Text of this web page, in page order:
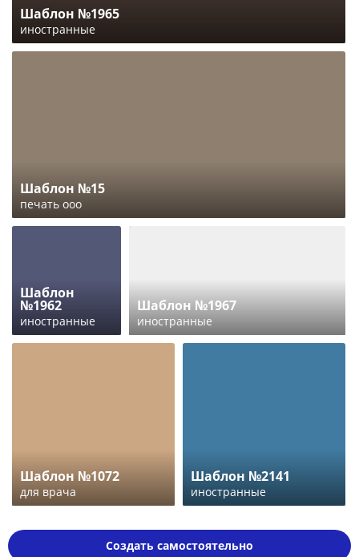
Шаблон №1965
иностранные
Шаблон №15
печать ооо
Шаблон
№1962
иностранные
Шаблон №1967
иностранные
Шаблон №1072
для врача
Шаблон №2141
иностранные
Создать самостоятельно